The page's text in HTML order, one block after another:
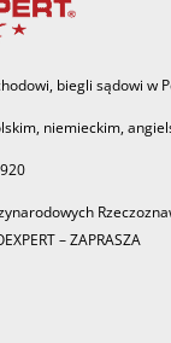
biegli sądowi w
niemieckim,
– ZAPRASZA